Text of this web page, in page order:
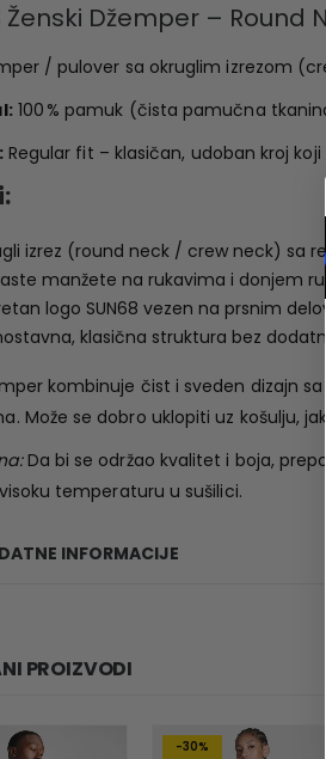
Ženski Džemper – Round
/ pulover sa okruglim izrezom
100 % pamuk (čista pamučna
Regular fit – klasičan, udoban kroj
izrez (round neck / crew neck) sa
manžete na rukavima i donjem
logo SUN68 vezen na prsnim
klasična struktura bez
kombinuje čist i sveden dizajn
Može se dobro uklopiti uz košulju,
Da bi se održao kvalitet i boja,
temperaturu u sušilici.
INFORMACIJE
PROIZVODI
-30%